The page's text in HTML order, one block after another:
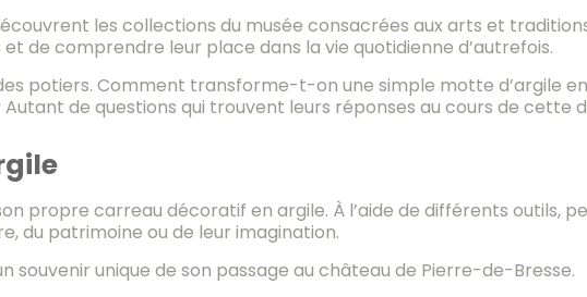
les collections du musée consacrées aux arts et
de comprendre leur place dans la vie quotidienne d’autrefois.
potiers. Comment transforme-t-on une simple motte d’argile
de questions qui trouvent leurs réponses au cours de cette
propre carreau décoratif en argile. À l’aide de différents outils,
du patrimoine ou de leur imagination.
unique de son passage au château de Pierre-de-Bresse.